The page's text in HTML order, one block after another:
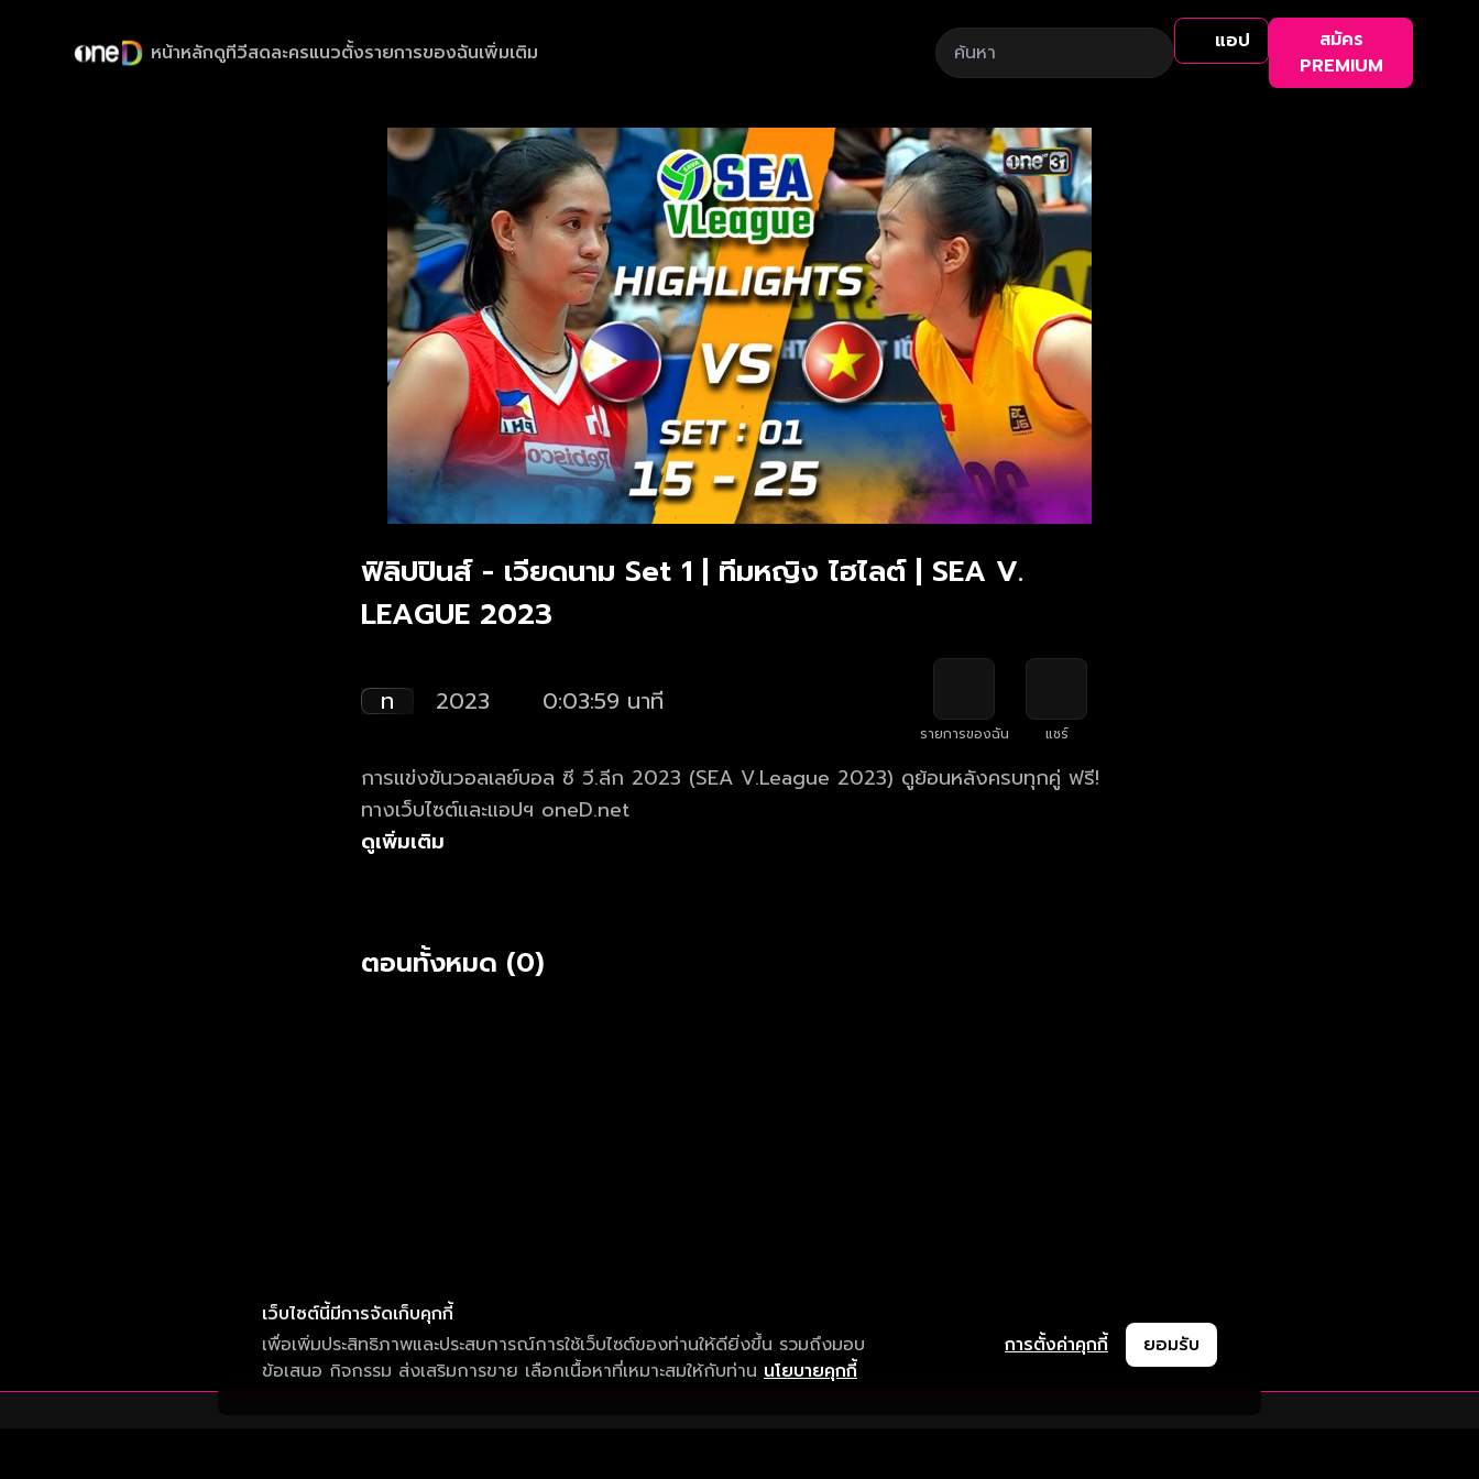
หน้าหลักดูทีวีสดละครแนวตั้งรายการของฉันเพิ่มเติม แอป
สมัคร
PREMIUM
ฟิลิปปินส์ - เวียดนาม Set 1 | ทีมหญิง ไฮไลต์ | SEA V.
LEAGUE 2023
ท 2023 0:03:59 นาที
รายการของฉัน แชร์
การแข่งขันวอลเลย์บอล ซี วี.ลีก 2023 (SEA V.League 2023) ดูย้อนหลังครบทุกคู่ ฟรี!
ทางเว็บไซต์และแอปฯ oneD.net
ดูเพิ่มเติม
ตอนทั้งหมด (0)
เว็บไซต์นี้มีการจัดเก็บคุกกี้
เพื่อเพิ่มประสิทธิภาพและประสบการณ์การใช้เว็บไซต์ของท่านให้ดียิ่งขึ้น รวมถึงมอบ
ข้อเสนอ กิจกรรม ส่งเสริมการขาย เลือกเนื้อหาที่เหมาะสมให้กับท่าน นโยบายคุกกี้
การตั้งค่าคุกกี้ ยอมรับ